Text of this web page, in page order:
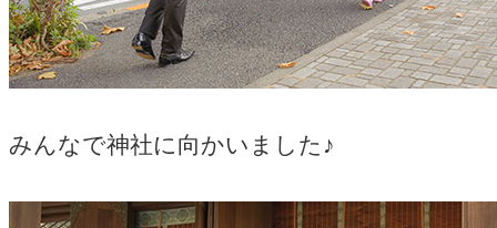
みんなで神社に向かいました♪